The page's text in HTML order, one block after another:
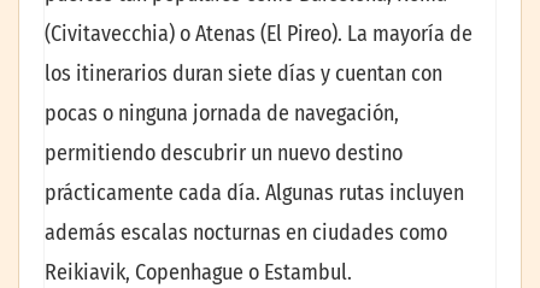
(Civitavecchia) o Atenas (El Pireo). La mayoría de
los itinerarios duran siete días y cuentan con
pocas o ninguna jornada de navegación,
permitiendo descubrir un nuevo destino
prácticamente cada día. Algunas rutas incluyen
además escalas nocturnas en ciudades como
Reikiavik, Copenhague o Estambul.